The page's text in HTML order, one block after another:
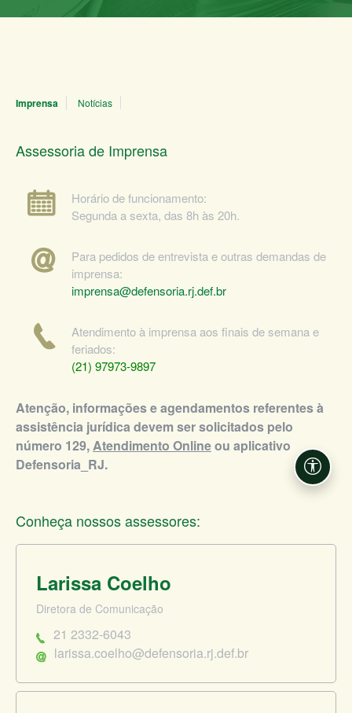
Imprensa Notícias
Assessoria de Imprensa
Horário de funcionamento:
Segunda a sexta, das 8h às 20h.
Para pedidos de entrevista e outras demandas de
imprensa:
imprensa@defensoria.rj.def.br
Atendimento à imprensa aos finais de semana e
feriados:
(21) 97973-9897
Atenção, informações e agendamentos referentes à
assistência jurídica devem ser solicitados pelo
número 129,Atendimento Onlineou aplicativo
Defensoria_RJ.
Conheça nossos assessores:
Larissa Coelho
Diretora de Comunicação
21 2332-6043
larissa.coelho@defensoria.rj.def.br